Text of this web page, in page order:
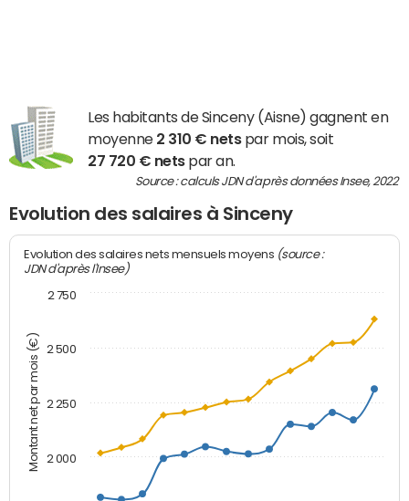
Les habitants de Sinceny (Aisne) gagnent en
moyenne 2 310 € netspar mois, soit
27 720 € netspar an.
Source : calculs JDN d'après données Insee, 2022
Evolution des salaires à Sinceny
Montant net par mois (€)
Evolution des salaires nets mensuels moyens (source :
JDN d'après l'Insee)
2 000
2 250
2 500
2 750